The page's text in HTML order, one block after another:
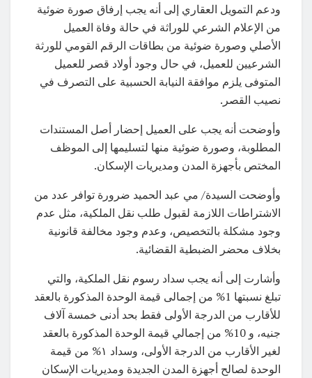
ودعم التمويل العقاري إلى أنه يجب إرفاق صورة ضوئية
من الإعلام الشرعي للوراثة في حالة وفاة العميل
الأصلي وصورة ضوئية من بطاقات الرقم القومي للورثة
الشرعيين للعميل، في حال وجود أولاد قصر للعميل
المتوفى يلزم موافقة النيابة الحسبية على التصرف في
نصيب القصر.
وأوضحت أنه يجب على العميل إحضار أصل المستندات
المطلوبة، وصورة ضوئية منها لتسليمها إلى الموظف
المختص بأجهزة المدن ومديريات الإسكان.
وأوضحت السيدة/ مي عبد الحميد ضرورة توافر عدد من
الاشتراطات اللازمة لقبول طلب نقل الملكية، مثل عدم
وجود مشكلة بالتخصيص، وعدم وجود مخالفة قانونية
بخلاف محضر الضبطية القضائية.
وأشارت إلى أنه يجب سداد رسوم نقل الملكية، والتي
تبلغ نسبتها 1% من إجمالى قيمة الوحدة المذكورة بالعقد
للأقارب من الدرجة الأولى فقط بحد أدنى خمسة آلاف
جنيه، و 10% من إجمالي قيمة الوحدة المذكورة بالعقد
لغير الأقارب من الدرجة الأولى، وسداد ١% من قيمة
الوحدة لصالح أجهزة المدن الجديدة ومديريات الإسكان